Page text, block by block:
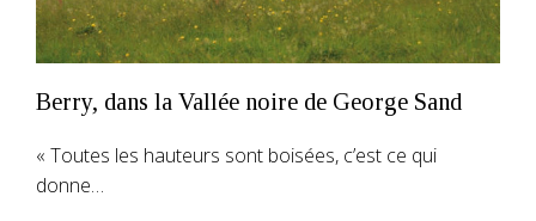
Berry, dans la Vallée noire de George Sand
« Toutes les hauteurs sont boisées, c’est ce qui
donne…